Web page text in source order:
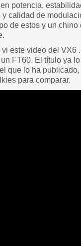
potencia,
calidad de
de estos y un chino
este video del VX6
FT60. El título ya
que lo ha
para comparar.